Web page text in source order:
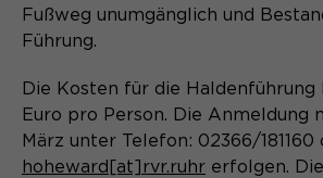
Laufzeit
Der Session Cookie
Zweck
PHPs Standard
(Formulare).
aktuellen Sitzung.
Name _pk_ref.*
Anbieter Matomo
Fußweg unumgänglich und
Führung.
Die Kosten für die Haldenführung
Euro pro Person. Die Anmeldung
März unter Telefon: 02366/181160
hoheward[at]rvr.ruhr erfolgen.